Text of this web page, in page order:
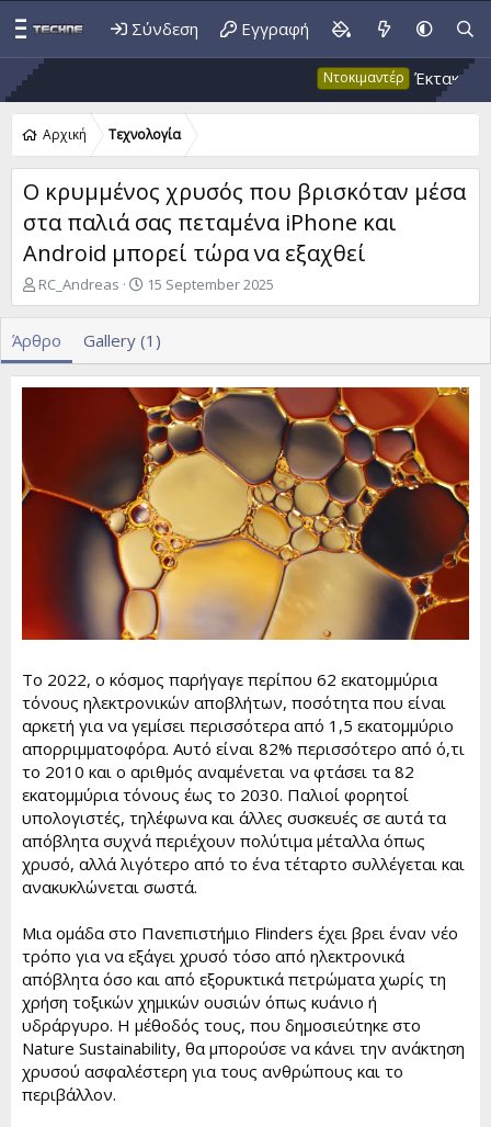
Σύνδεση Εγγραφή
Ντοκιμαντέρ Έκτακτο 53:
Αρχική Τεχνολογία
Ο κρυμμένος χρυσός που βρισκόταν μέσα
στα παλιά σας πεταμένα iPhone και
Android μπορεί τώρα να εξαχθεί
A
u
h
o
r
RC_Andreas
P
u
l
i
s
h
d
a
t
e
15 September 2025
Άρθρο Gallery (1)
Το 2022, ο κόσμος παρήγαγε περίπου 62 εκατομμύρια
τόνους ηλεκτρονικών αποβλήτων, ποσότητα που είναι
αρκετή για να γεμίσει περισσότερα από 1,5 εκατομμύριο
απορριμματοφόρα. Αυτό είναι 82% περισσότερο από ό,τι
το 2010 και ο αριθμός αναμένεται να φτάσει τα 82
εκατομμύρια τόνους έως το 2030. Παλιοί φορητοί
υπολογιστές, τηλέφωνα και άλλες συσκευές σε αυτά τα
απόβλητα συχνά περιέχουν πολύτιμα μέταλλα όπως
χρυσό, αλλά λιγότερο από το ένα τέταρτο συλλέγεται και
ανακυκλώνεται σωστά.
Μια ομάδα στο Πανεπιστήμιο Flinders έχει βρει έναν νέο
τρόπο για να εξάγει χρυσό τόσο από ηλεκτρονικά
απόβλητα όσο και από εξορυκτικά πετρώματα χωρίς τη
χρήση τοξικών χημικών ουσιών όπως κυάνιο ή
υδράργυρο. Η μέθοδός τους, που δημοσιεύτηκε στο
Nature Sustainability, θα μπορούσε να κάνει την ανάκτηση
χρυσού ασφαλέστερη για τους ανθρώπους και το
περιβάλλον.